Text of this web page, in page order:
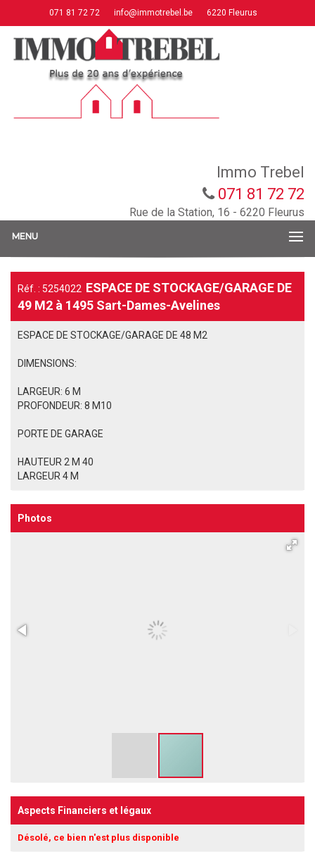
071 81 72 72 info@immotrebel.be 6220 Fleurus
Immo Trebel
071 81 72 72
Rue de la Station, 16 - 6220 Fleurus
MENU
Réf. : 5254022 ESPACE DE STOCKAGE/GARAGE DE
49 M2 à 1495 Sart-Dames-Avelines
ESPACE DE STOCKAGE/GARAGE DE 48 M2
DIMENSIONS:
LARGEUR: 6 M
PROFONDEUR: 8 M10
PORTE DE GARAGE
HAUTEUR 2 M 40
LARGEUR 4 M
Photos
Aspects Financiers et légaux
Désolé, ce bien n'est plus disponible